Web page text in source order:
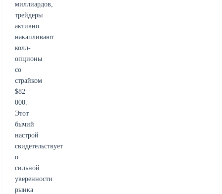
миллиардов,
трейдеры
активно
накапливают
колл-
опционы
со
страйком
$82
000.
Этот
бычий
настрой
свидетельствует
о
сильной
уверенности
рынка